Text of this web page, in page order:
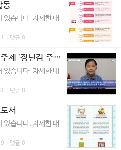
동
있습니다. 자세한 내
| 댓글 0
2023년 12월 베베궁 교육주제 '장난감 주식회사'
있습니다. 자세한 내
| 댓글 0
서
있습니다. 자세한 내
| 댓글 0